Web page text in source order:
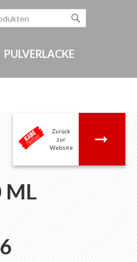
Zurück
zur
Website
PULVERLACKE
ML